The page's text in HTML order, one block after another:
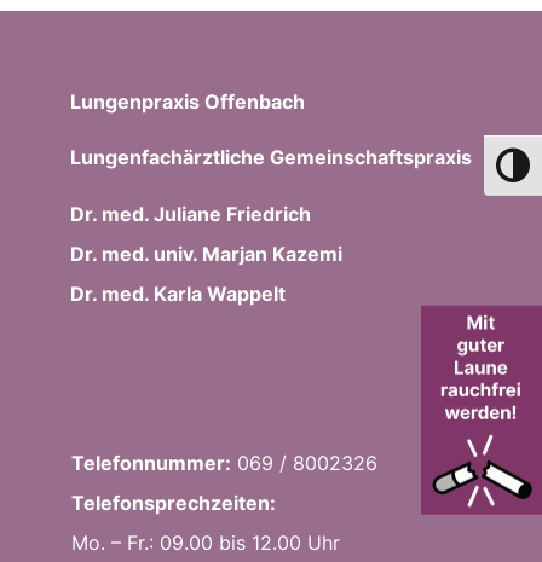
Lungenpraxis Offenbach
Lungenfachärztliche Gemeinschaftspraxis
Dr. med. Juliane Friedrich
Dr. med. univ. Marjan Kazemi
Dr. med. Karla Wappelt
Telefonnummer: 069 / 8002326
Telefonsprechzeiten:
Mo. – Fr.: 09.00 bis 12.00 Uhr